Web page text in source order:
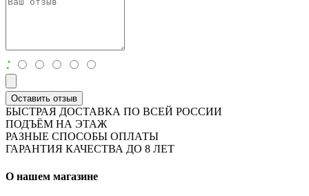
:
Оставить отзыв
БЫСТРАЯ ДОСТАВКА ПО ВСЕЙ РОССИИ
ПОДЪЁМ НА ЭТАЖ
РАЗНЫЕ СПОСОБЫ ОПЛАТЫ
ГАРАНТИЯ КАЧЕСТВА ДО 8 ЛЕТ
О нашем магазине